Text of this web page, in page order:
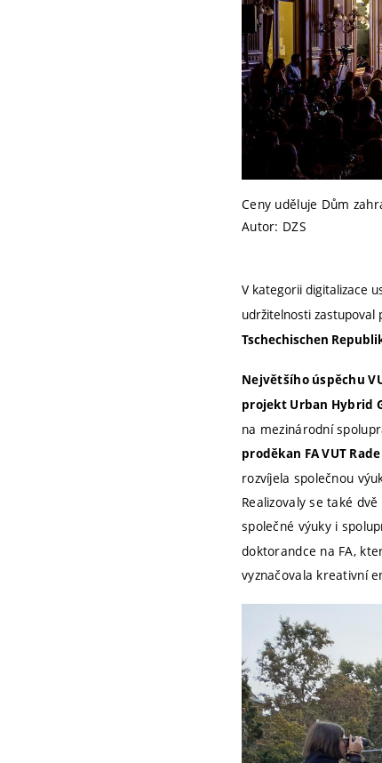
Ceny uděluje Dům
Autor: DZS
V kategorii digitalizace
udržitelnosti zastupoval
Tschechischen
Největšího úspěchu
projekt Urban Hybrid
na mezinárodní
proděkan FA VUT
rozvíjela společnou
Realizovaly se také
společné výuky i
doktorandce na FA,
vyznačovala kreativní